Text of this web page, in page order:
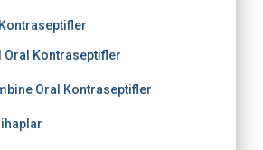
Oral Kontraseptifler
Oral Kontraseptifler